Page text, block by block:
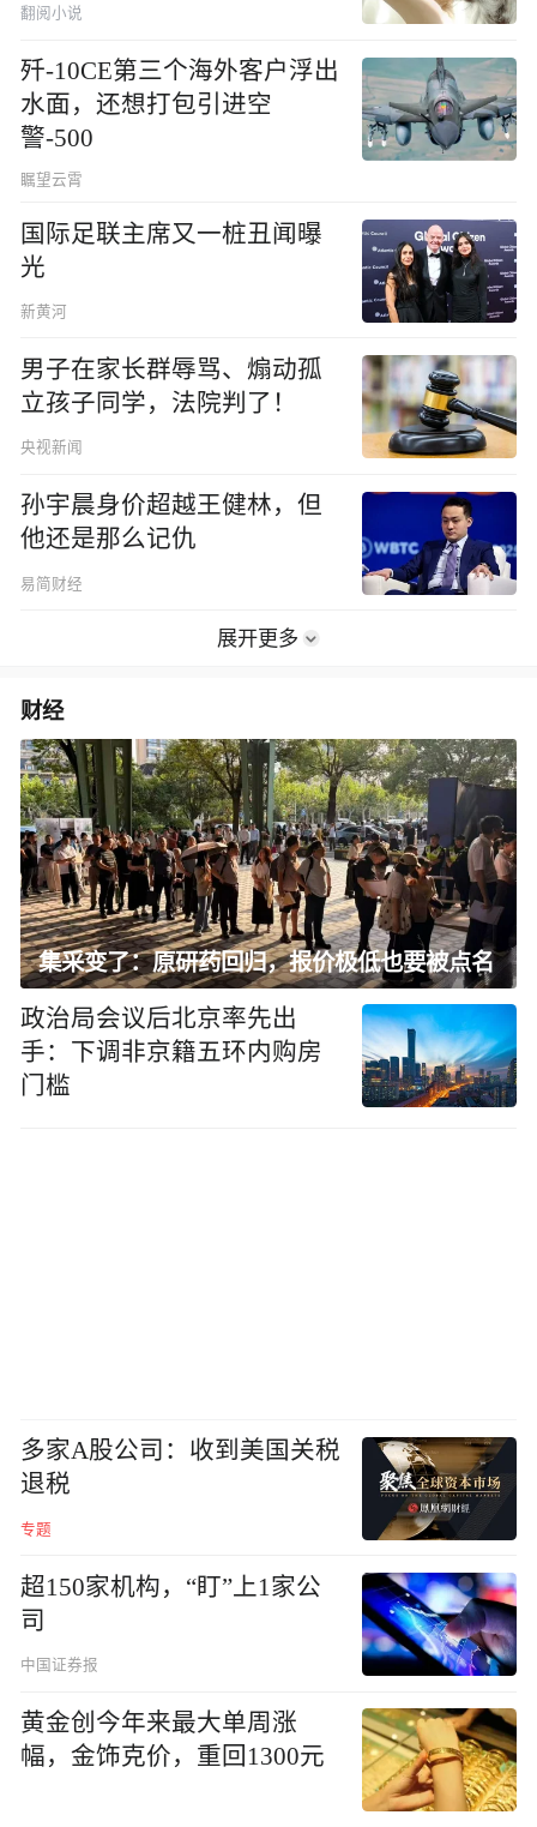
翻阅小说
歼-10CE第三个海外客户浮出
水面，还想打包引进空
警-500
瞩望云霄
国际足联主席又一桩丑闻曝
光
新黄河
男子在家长群辱骂、煽动孤
立孩子同学，法院判了！
央视新闻
孙宇晨身价超越王健林，但
他还是那么记仇
易简财经
展开更多
财经
集采变了：原研药回归，报价极低也要被点名
政治局会议后北京率先出
手：下调非京籍五环内购房
门槛
多家A股公司：收到美国关税
退税
专题
超150家机构，“盯”上1家公
司
中国证券报
黄金创今年来最大单周涨
幅，金饰克价，重回1300元